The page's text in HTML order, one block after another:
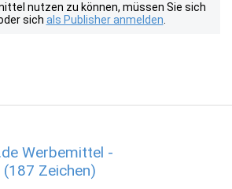
nutzen zu können, müssen Sie sich
sich als Publisher anmelden
Werbemittel -
Zeichen)